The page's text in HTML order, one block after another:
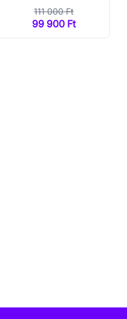
111 000 Ft
99 900 Ft